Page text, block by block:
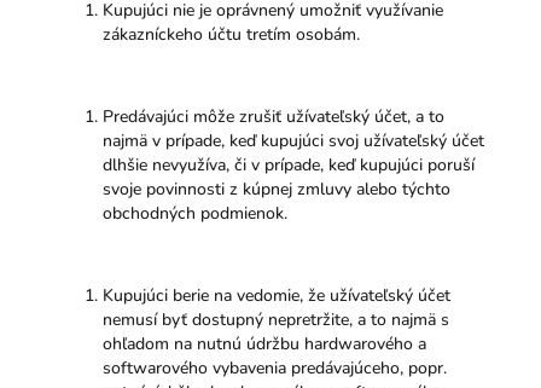
Kupujúci nie je oprávnený umožniť využívanie
zákazníckeho účtu tretím osobám.
Predávajúci môže zrušiť užívateľský účet, a to
najmä v prípade, keď kupujúci svoj užívateľský účet
dlhšie nevyužíva, či v prípade, keď kupujúci poruší
svoje povinnosti z kúpnej zmluvy alebo týchto
obchodných podmienok.
Kupujúci berie na vedomie, že užívateľský účet
nemusí byť dostupný nepretržite, a to najmä s
ohľadom na nutnú údržbu hardwarového a
softwarového vybavenia predávajúceho, popr.